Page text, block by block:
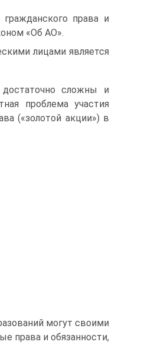
права и
«Об АО».
лицами является
сложны и
проблема участия
(«золотой акции») в
могут своими
права и обязанности,